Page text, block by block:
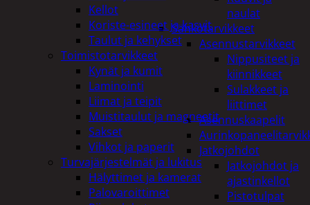
naulat
Sähkötarvikkeet
Asennustarvikkeet
Nippusiteet ja
kiinnikkeet
Sulakkeet ja
liittimet
Asennuskaapelit
Jatkojohdot
Jatkojohdot ja
ajastinkellot
Pistotulpat
Kellot
Koriste-esineet ja kasvit
Taulut ja kehykset
Toimistotarvikkeet
Kynät ja kumit
Laminointi
Liimat ja teipit
Muistitaulut ja magneetit
Sakset
Vihkot ja paperit
Turvajärjestelmät ja lukitus
Hälyttimet ja kamerat
Palovaroittimet